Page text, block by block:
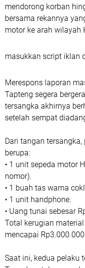
mendorong korban
bersama rekannya
motor ke arah wilayah
masukkan script iklan
Merespons laporan
Tapteng segera
tersangka akhirnya
setelah sempat
Dari tangan
berupa:
• 1 unit sepeda motor
nomor).
• 1 buah tas warna
• 1 unit handphone.
• Uang tunai sebesar
Total kerugian
mencapai
Saat ini, kedua pelaku